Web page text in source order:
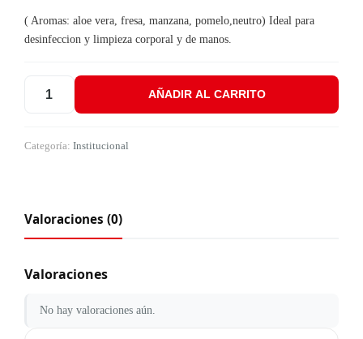
( Aromas: aloe vera, fresa, manzana, pomelo,neutro) Ideal para
desinfeccion y limpieza corporal y de manos.
Jabón Líquido Para Manos y Cuerpo x Galón cantidad
AÑADIR AL CARRITO
Categoría: Institucional
Valoraciones (0)
Valoraciones
No hay valoraciones aún.